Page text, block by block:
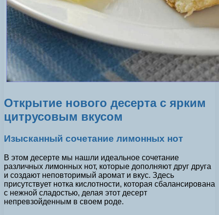
Открытие нового десерта с ярким
цитрусовым вкусом
Изысканный сочетание лимонных нот
В этом десерте мы нашли идеальное сочетание
различных лимонных нот, которые дополняют друг друга
и создают неповторимый аромат и вкус. Здесь
присутствует нотка кислотности, которая сбалансирована
с нежной сладостью, делая этот десерт
непревзойденным в своем роде.